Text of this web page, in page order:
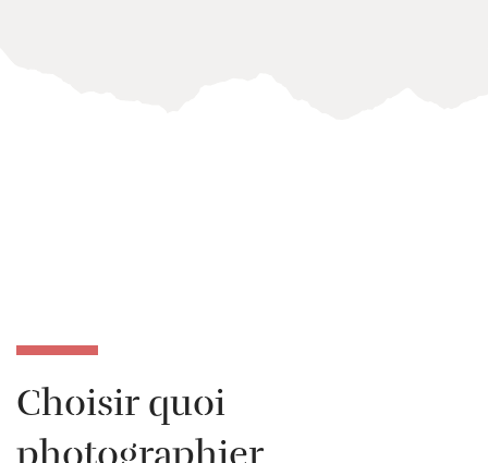
Choisir quoi